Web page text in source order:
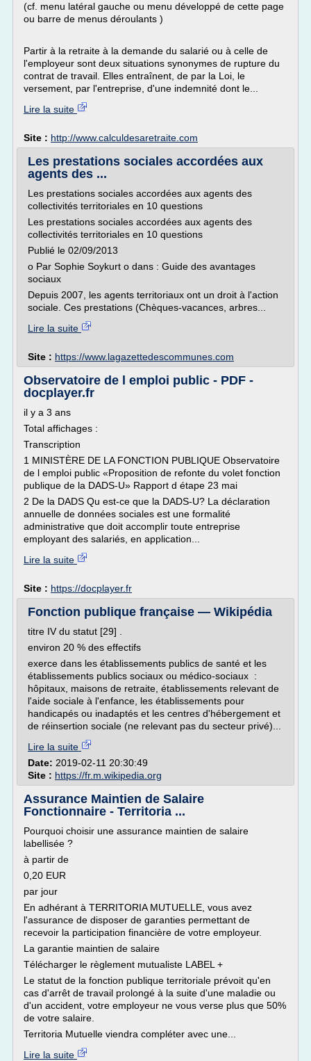
(cf. menu latéral gauche ou menu développé de cette page
ou barre de menus déroulants )
Partir à la retraite à la demande du salarié ou à celle de
l'employeur sont deux situations synonymes de rupture du
contrat de travail. Elles entraînent, de par la Loi, le
versement, par l'entreprise, d'une indemnité dont le...
Lire la suite
Site : http://www.calculdesaretraite.com
Les prestations sociales accordées aux
agents des ...
Les prestations sociales accordées aux agents des
collectivités territoriales en 10 questions
Les prestations sociales accordées aux agents des
collectivités territoriales en 10 questions
Publié le 02/09/2013
o Par Sophie Soykurt o dans : Guide des avantages
sociaux
Depuis 2007, les agents territoriaux ont un droit à l'action
sociale. Ces prestations (Chèques-vacances, arbres...
Lire la suite
Site : https://www.lagazettedescommunes.com
Observatoire de l emploi public - PDF -
docplayer.fr
il y a 3 ans
Total affichages :
Transcription
1 MINISTÈRE DE LA FONCTION PUBLIQUE Observatoire
de l emploi public «Proposition de refonte du volet fonction
publique de la DADS-U» Rapport d étape 23 mai
2 De la DADS Qu est-ce que la DADS-U? La déclaration
annuelle de données sociales est une formalité
administrative que doit accomplir toute entreprise
employant des salariés, en application...
Lire la suite
Site : https://docplayer.fr
Fonction publique française — Wikipédia
titre IV du statut [29] .
environ 20 % des effectifs
exerce dans les établissements publics de santé et les
établissements publics sociaux ou médico-sociaux :
hôpitaux, maisons de retraite, établissements relevant de
l'aide sociale à l'enfance, les établissements pour
handicapés ou inadaptés et les centres d'hébergement et
de réinsertion sociale (ne relevant pas du secteur privé)...
Lire la suite
Date: 2019-02-11 20:30:49
Site : https://fr.m.wikipedia.org
Assurance Maintien de Salaire
Fonctionnaire - Territoria ...
Pourquoi choisir une assurance maintien de salaire
labellisée ?
à partir de
0,20 EUR
par jour
En adhérant à TERRITORIA MUTUELLE, vous avez
l'assurance de disposer de garanties permettant de
recevoir la participation financière de votre employeur.
La garantie maintien de salaire
Télécharger le règlement mutualiste LABEL +
Le statut de la fonction publique territoriale prévoit qu'en
cas d'arrêt de travail prolongé à la suite d'une maladie ou
d'un accident, votre employeur ne vous verse plus que 50%
de votre salaire.
Territoria Mutuelle viendra compléter avec une...
Lire la suite